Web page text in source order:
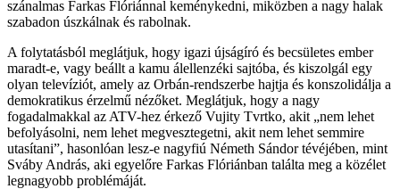
szánalmas Farkas Flóriánnal keménykedni, miközben a nagy halak
szabadon úszkálnak és rabolnak.
A folytatásból meglátjuk, hogy igazi újságíró és becsületes ember
maradt-e, vagy beállt a kamu álellenzéki sajtóba, és kiszolgál egy
olyan televíziót, amely az Orbán-rendszerbe hajtja és konszolidálja a
demokratikus érzelmű nézőket. Meglátjuk, hogy a nagy
fogadalmakkal az ATV-hez érkező Vujity Tvrtko, akit „nem lehet
befolyásolni, nem lehet megvesztegetni, akit nem lehet semmire
utasítani”, hasonlóan lesz-e nagyfiú Németh Sándor tévéjében, mint
Sváby András, aki egyelőre Farkas Flóriánban találta meg a közélet
legnagyobb problémáját.